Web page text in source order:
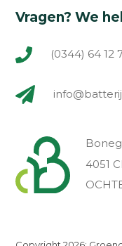
Vragen? We
(0344) 64 12
4051